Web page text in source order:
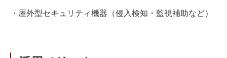
・屋外型セキュリティ機器（侵入検知・監視補助など）